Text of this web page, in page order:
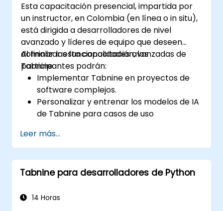
Esta capacitación presencial, impartida por
un instructor, en Colombia (en línea o in situ),
está dirigida a desarrolladores de nivel
avanzado y líderes de equipo que deseen
dominar las funcionalidades avanzadas de
Tabnine.
Al finalizar esta capacitación, los
participantes podrán:
Implementar Tabnine en proyectos de
software complejos.
Personalizar y entrenar los modelos de IA
de Tabnine para casos de uso
Integrar Tabnine en los flujos de trabajo
de equipo y en las pipelines de desarrollo.
Mejorar la calidad del código y acelerar
los ciclos de desarrollo utilizando las
Leer más...
Tabnine para desarrolladores de Python
14 Horas